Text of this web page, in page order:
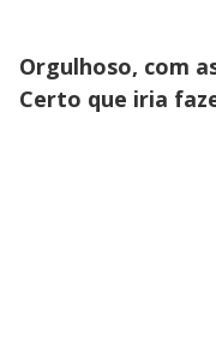
Orgulhoso, com
Certo que iria